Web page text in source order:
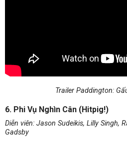
Trailer Paddington:
6. Phi Vụ Nghìn Cân (Hitpig!)
Diễn viên: Jason Sudeikis, Lilly Singh,
Gadsby